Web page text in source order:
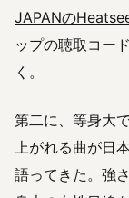
JAPANの
ップの聴取コー
く。
第二に、等身大
上がれる曲が日
語ってきた。強